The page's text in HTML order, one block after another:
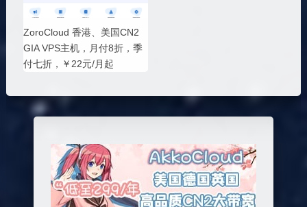
ZoroCloud 香港、美国CN2
GIA VPS主机，月付8折，季
付七折，￥22元/月起